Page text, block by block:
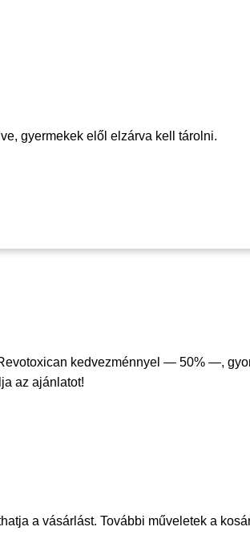
gyermekek elől elzárva kell tárolni.
kedvezménnyel — 50% —,
az ajánlatot!
a vásárlást. További műveletek a